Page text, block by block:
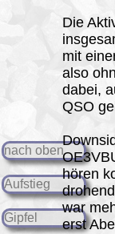
nach oben
Aufstieg
Gipfel
Die
mit
also
dabei,
QSO
hören
war
erst